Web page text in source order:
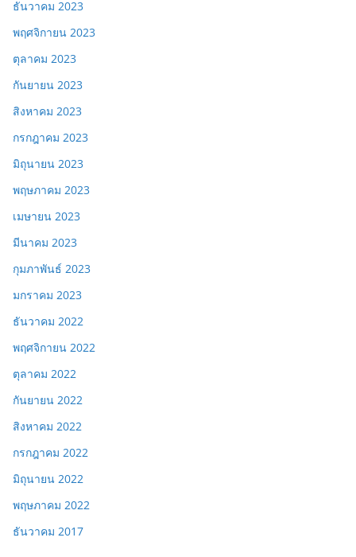
ธันวาคม 2023
พฤศจิกายน 2023
ตุลาคม 2023
กันยายน 2023
สิงหาคม 2023
กรกฎาคม 2023
มิถุนายน 2023
พฤษภาคม 2023
เมษายน 2023
มีนาคม 2023
กุมภาพันธ์ 2023
มกราคม 2023
ธันวาคม 2022
พฤศจิกายน 2022
ตุลาคม 2022
กันยายน 2022
สิงหาคม 2022
กรกฎาคม 2022
มิถุนายน 2022
พฤษภาคม 2022
ธันวาคม 2017